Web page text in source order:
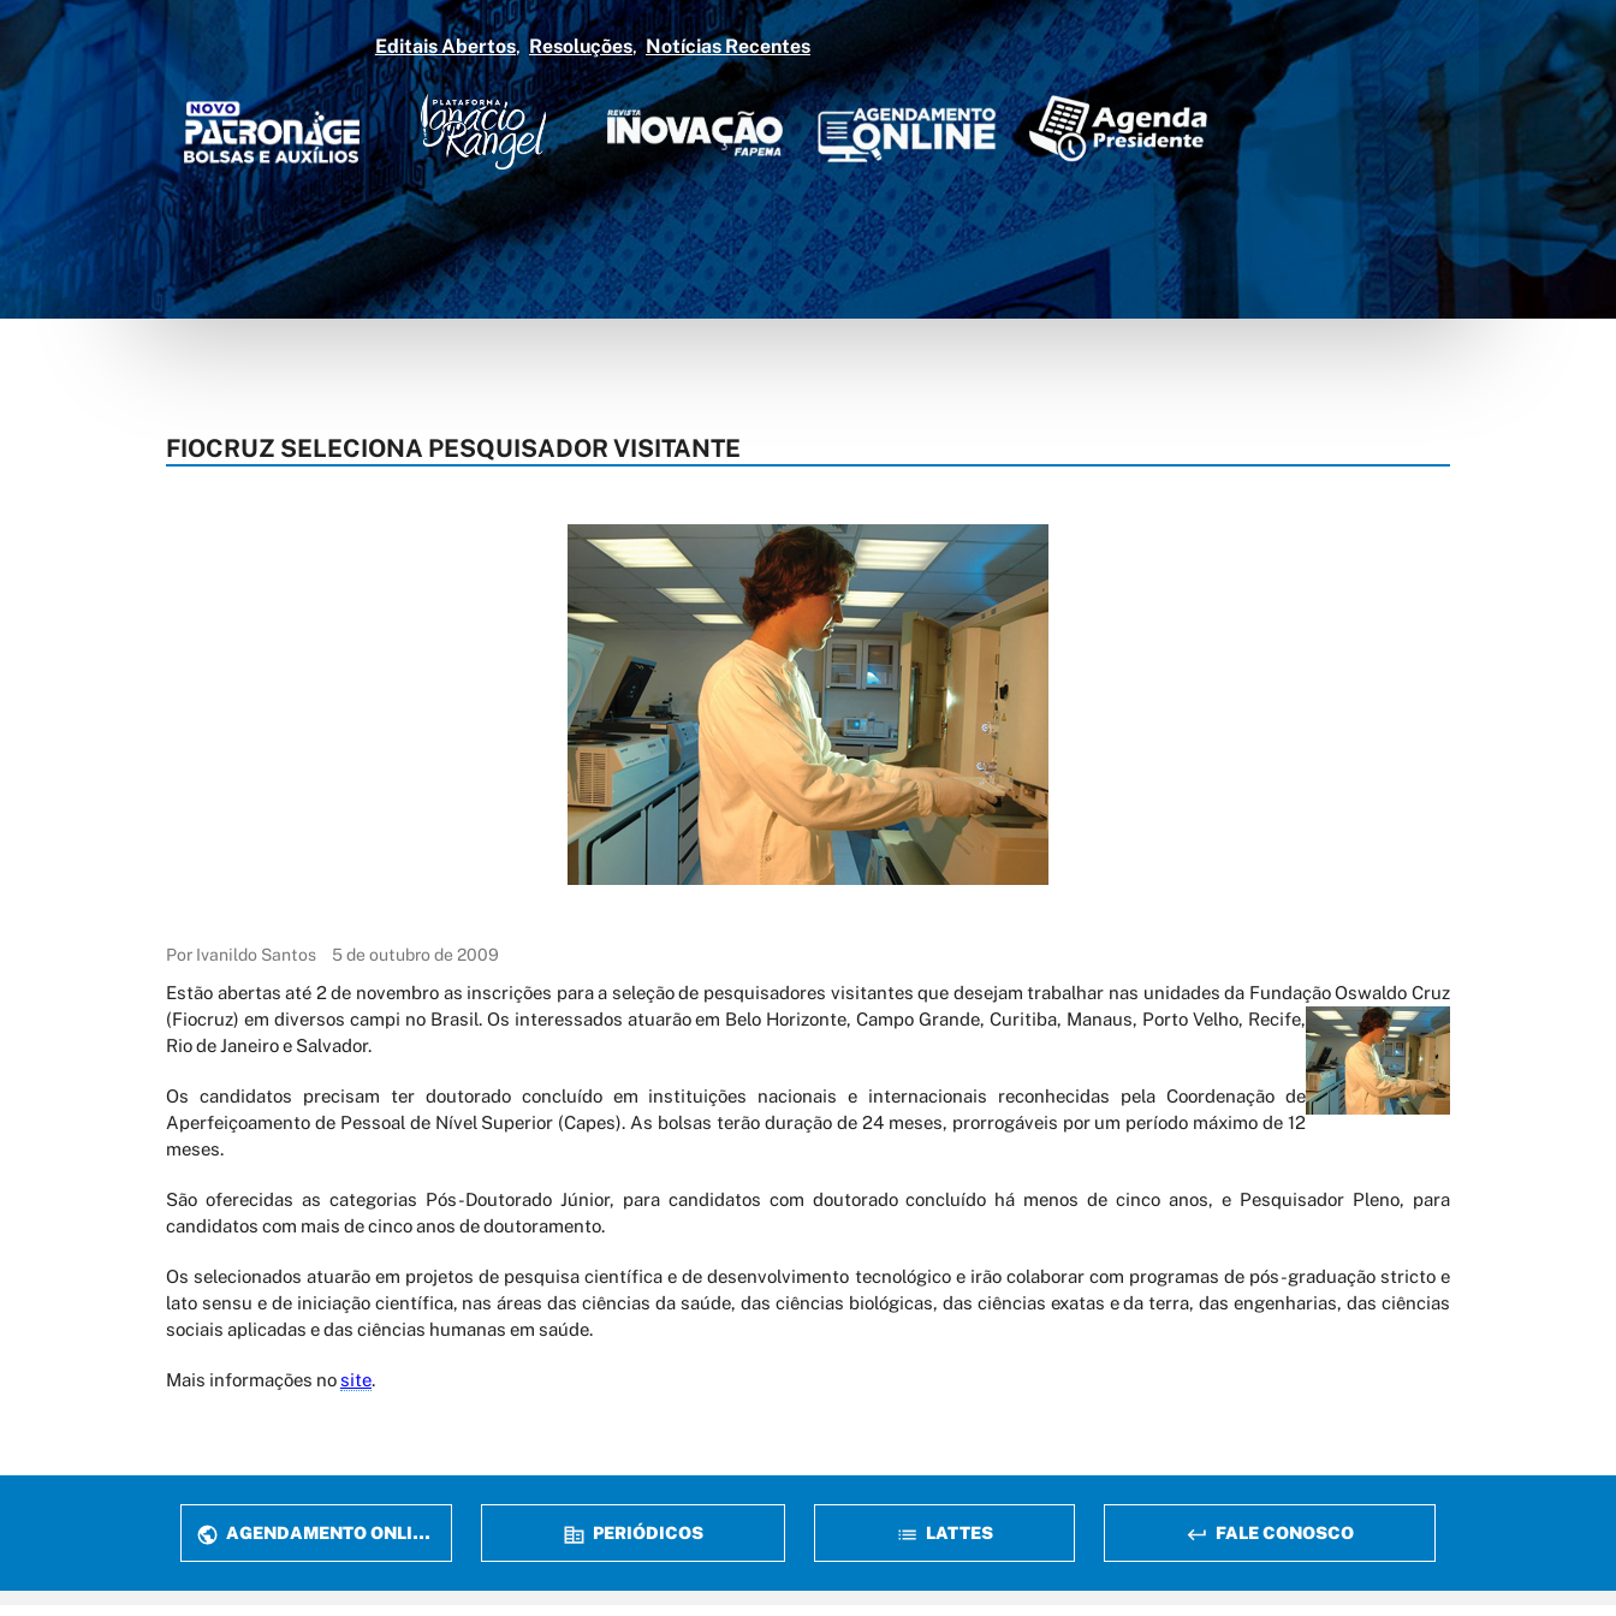
Editais Abertos Resoluções Notícias Recentes
FIOCRUZ SELECIONA PESQUISADOR VISITANTE
Por Ivanildo Santos 5 de outubro de 2009
Estão abertas até 2 de novembro as inscrições para a seleção de pesquisadores visitantes que desejam trabalhar nas unidades da Fundação Oswaldo Cruz
(Fiocruz) em diversos campi no Brasil. Os interessados atuarão em Belo Horizonte, Campo Grande, Curitiba, Manaus, Porto Velho, Recife,
Rio de Janeiro e Salvador.
Os candidatos precisam ter doutorado concluído em instituições nacionais e internacionais reconhecidas pela Coordenação de
Aperfeiçoamento de Pessoal de Nível Superior (Capes). As bolsas terão duração de 24 meses, prorrogáveis por um período máximo de 12
meses.
São oferecidas as categorias Pós-Doutorado Júnior, para candidatos com doutorado concluído há menos de cinco anos, e Pesquisador Pleno, para
candidatos com mais de cinco anos de doutoramento.
Os selecionados atuarão em projetos de pesquisa científica e de desenvolvimento tecnológico e irão colaborar com programas de pós-graduação stricto e
lato sensu e de iniciação científica, nas áreas das ciências da saúde, das ciências biológicas, das ciências exatas e da terra, das engenharias, das ciências
sociais aplicadas e das ciências humanas em saúde.
Mais informações nosite.
AGENDAMENTO ONLINE PERIÓDICOS LATTES FALE CONOSCO